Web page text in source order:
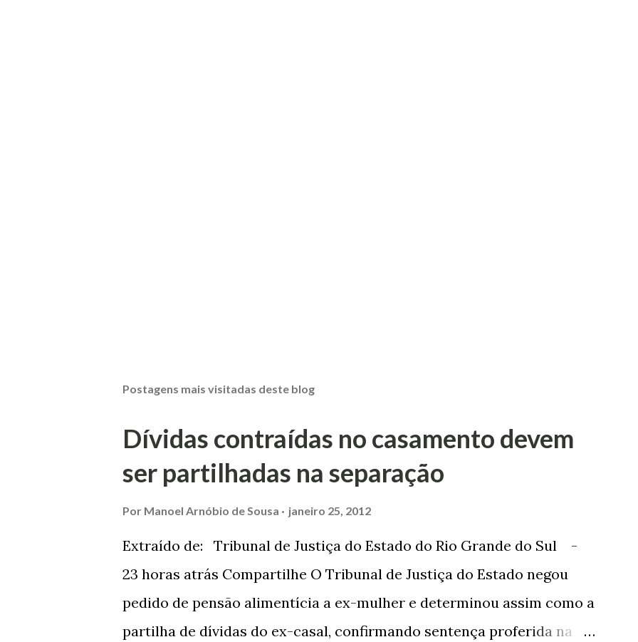
Postagens mais visitadas deste blog
Dívidas contraídas no casamento devem
ser partilhadas na separação
Por Manoel Arnóbio de Sousa janeiro 25, 2012
Extraído de: Tribunal de Justiça do Estado do Rio Grande do Sul -
23 horas atrás Compartilhe O Tribunal de Justiça do Estado negou
pedido de pensão alimentícia a ex-mulher e determinou assim como a
partilha de dívidas do ex-casal, confirmando sentença proferida na